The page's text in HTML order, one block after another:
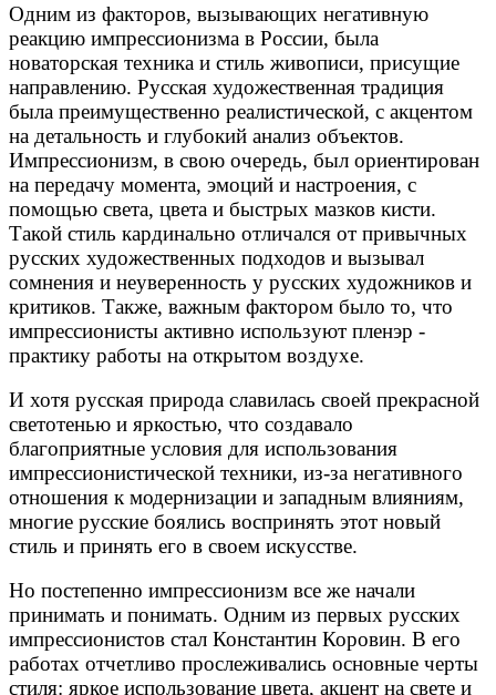
Одним из факторов, вызывающих негативную
реакцию импрессионизма в России, была
новаторская техника и стиль живописи, присущие
направлению. Русская художественная традиция
была преимущественно реалистической, с акцентом
на детальность и глубокий анализ объектов.
Импрессионизм, в свою очередь, был ориентирован
на передачу момента, эмоций и настроения, с
помощью света, цвета и быстрых мазков кисти.
Такой стиль кардинально отличался от привычных
русских художественных подходов и вызывал
сомнения и неуверенность у русских художников и
критиков. Также, важным фактором было то, что
импрессионисты активно используют пленэр -
практику работы на открытом воздухе.
И хотя русская природа славилась своей прекрасной
светотенью и яркостью, что создавало
благоприятные условия для использования
импрессионистической техники, из-за негативного
отношения к модернизации и западным влияниям,
многие русские боялись воспринять этот новый
стиль и принять его в своем искусстве.
Но постепенно импрессионизм все же начали
принимать и понимать. Одним из первых русских
импрессионистов стал Константин Коровин. В его
работах отчетливо прослеживались основные черты
стиля: яркое использование цвета, акцент на свете и